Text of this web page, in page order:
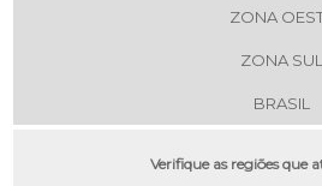
ZONA
ZONA SUL
BRASIL
Verifique as regiões que